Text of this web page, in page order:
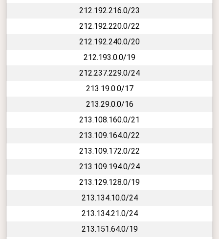
212.192.216.0/23
212.192.220.0/22
212.192.240.0/20
212.193.0.0/19
212.237.229.0/24
213.19.0.0/17
213.29.0.0/16
213.108.160.0/21
213.109.164.0/22
213.109.172.0/22
213.109.194.0/24
213.129.128.0/19
213.134.10.0/24
213.134.21.0/24
213.151.64.0/19